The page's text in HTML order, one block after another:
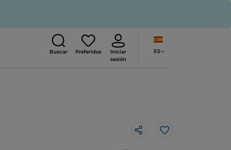
Buscar Preferidos
Iniciar
sesión
ES
Me gusta